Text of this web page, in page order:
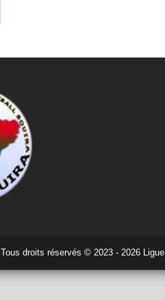
Tous droits réservés © 2023 - 2026